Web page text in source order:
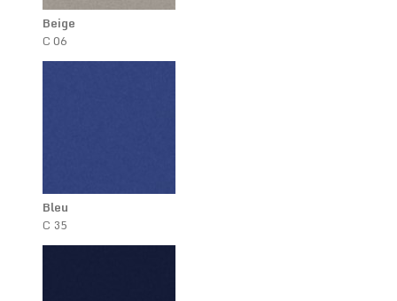
Beige
C 06
Bleu
C 35